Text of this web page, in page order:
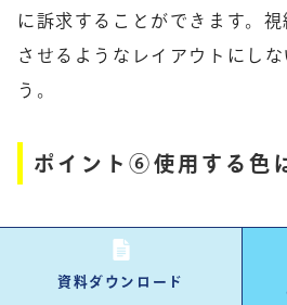
に訴求することができます。
させるようなレイアウトにし
う。
ポイント⑥使用する色
営業資料に用いる色は、背景
絞りましょう。すっきりと見
資料ダウンロード